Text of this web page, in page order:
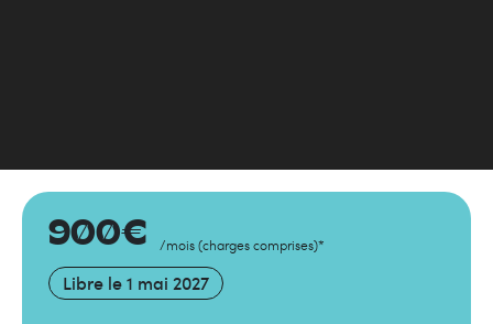
900€ /mois (charges comprises)*
Libre le 1 mai 2027